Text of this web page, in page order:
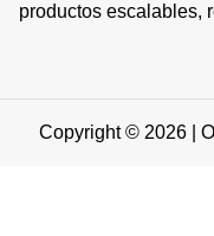
productos escalables,
Copyright © 2026 |